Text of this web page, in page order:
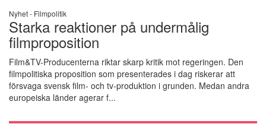
Nyhet - Filmpolitik
Starka reaktioner på undermålig
filmproposition
Film&TV-Producenterna riktar skarp kritik mot regeringen. Den
filmpolitiska proposition som presenterades i dag riskerar att
försvaga svensk film- och tv-produktion i grunden. Medan andra
europeiska länder agerar f...